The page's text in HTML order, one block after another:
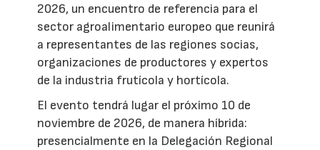
2026, un encuentro de referencia para el
sector agroalimentario europeo que reunirá
a representantes de las regiones socias,
organizaciones de productores y expertos
de la industria frutícola y hortícola.
El evento tendrá lugar el próximo 10 de
noviembre de 2026, de manera híbrida:
presencialmente en la Delegación Regional